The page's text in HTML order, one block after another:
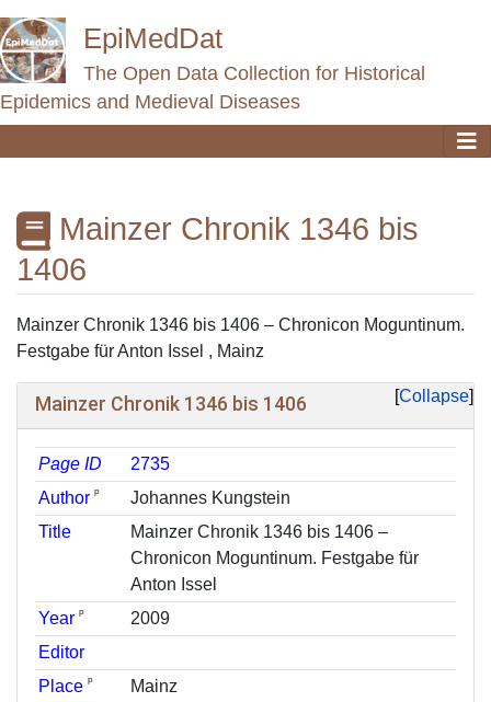
EpiMedDat
The Open Data Collection for Historical
Epidemics and Medieval Diseases
Mainzer Chronik 1346 bis
1406
Jump to: navigation,search
Mainzer Chronik 1346 bis 1406 – Chronicon Moguntinum.
Festgabe für Anton Issel , Mainz
Collapse
Mainzer Chronik 1346 bis 1406
Page ID
2735
Author ᵖ
Johannes Kungstein
Title
Mainzer Chronik 1346 bis 1406 –
Chronicon Moguntinum. Festgabe für
Anton Issel
Year ᵖ
2009
Editor
Place ᵖ
Mainz